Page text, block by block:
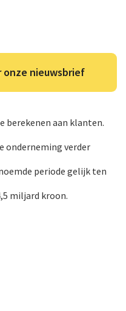
onze nieuwsbrief
berekenen aan klanten.
onderneming verder
periode gelijk ten
miljard kroon.